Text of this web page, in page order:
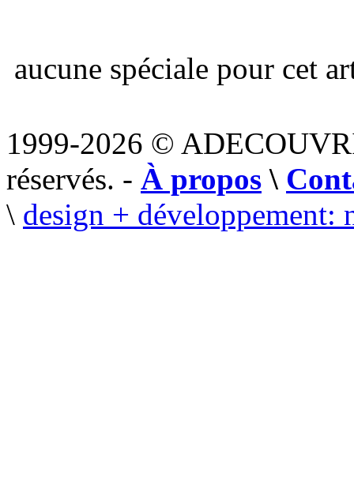
aucune spéciale pour cet
1999-2026 ©
réservés. - À propos \
\ design + développement: